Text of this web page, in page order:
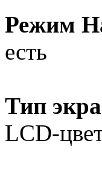
Режим
есть
Тип
LCD-